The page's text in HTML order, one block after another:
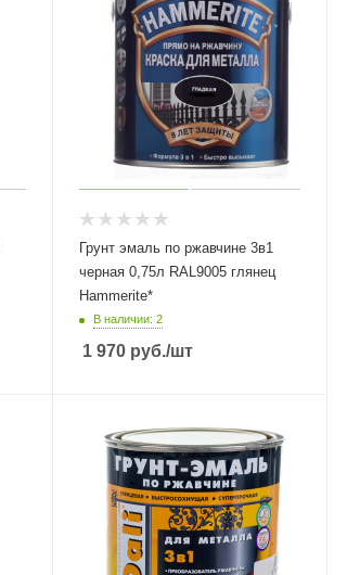
Грунт эмаль по ржавчине 3в1
черная 0,75л RAL9005 глянец
Hammerite*
В наличии: 2
1 970 руб./шт